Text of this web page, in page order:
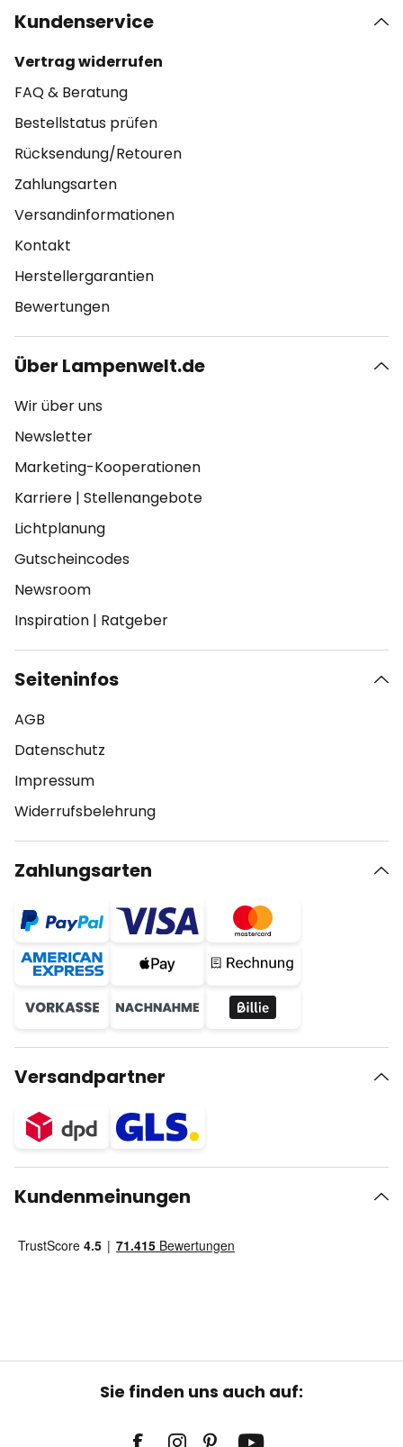
Kundenservice
Vertrag widerrufen
FAQ & Beratung
Bestellstatus prüfen
Rücksendung/Retouren
Zahlungsarten
Versandinformationen
Kontakt
Herstellergarantien
Bewertungen
Über Lampenwelt.de
Wir über uns
Newsletter
Marketing-Kooperationen
Karriere | Stellenangebote
Lichtplanung
Gutscheincodes
Newsroom
Inspiration | Ratgeber
Seiteninfos
AGB
Datenschutz
Impressum
Widerrufsbelehrung
Zahlungsarten
Versandpartner
Kundenmeinungen
Sie finden uns auch auf: